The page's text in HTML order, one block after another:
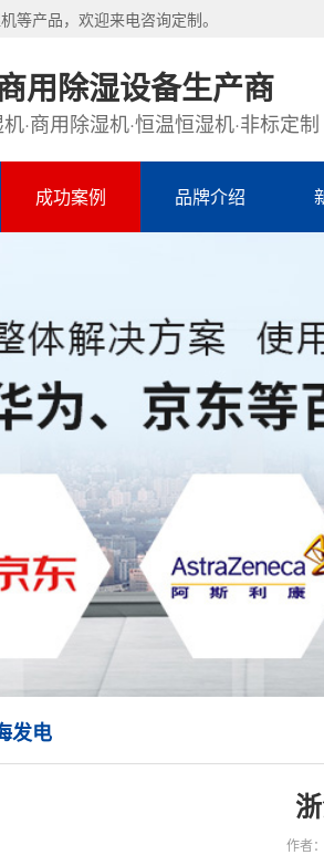
等产品，欢迎来电咨询定制。
用除湿设备生产商
·商用除湿机·恒温恒湿机·非标定制
成功案例 品牌介绍
发电
作者